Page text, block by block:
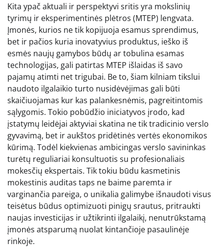
Kita ypač aktuali ir perspektyvi sritis yra mokslinių
tyrimų ir eksperimentinės plėtros (MTEP) lengvata.
Įmonės, kurios ne tik kopijuoja esamus sprendimus,
bet ir pačios kuria inovatyvius produktus, ieško iš
esmės naujų gamybos būdų ar tobulina esamas
technologijas, gali patirtas MTEP išlaidas iš savo
pajamų atimti net trigubai. Be to, šiam kilniam tikslui
naudoto ilgalaikio turto nusidėvėjimas gali būti
skaičiuojamas kur kas palankesnėmis, pagreitintomis
sąlygomis. Tokio pobūdžio iniciatyvos įrodo, kad
įstatymų leidėjai aktyviai skatina ne tik tradicinio verslo
gyvavimą, bet ir aukštos pridėtinės vertės ekonomikos
kūrimą. Todėl kiekvienas ambicingas verslo savininkas
turėtų reguliariai konsultuotis su profesionaliais
mokesčių ekspertais. Tik tokiu būdu kasmetinis
mokestinis auditas taps ne baime paremta ir
varginančia pareiga, o unikalia galimybe išnaudoti visus
teisėtus būdus optimizuoti pinigų srautus, pritraukti
naujas investicijas ir užtikrinti ilgalaikį, nenutrūkstamą
įmonės atsparumą nuolat kintančioje pasaulinėje
rinkoje.